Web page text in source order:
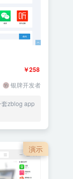
￥258
银牌开发者
套zblog app
演示